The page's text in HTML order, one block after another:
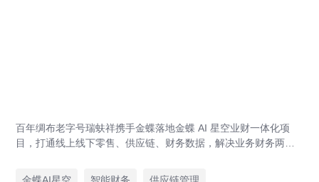
百年绸布老字号瑞蚨祥携手金蝶落地金蝶 AI 星空业财一体化项
目，打通线上线下零售、供应链、财务数据，解决业务财务两张
金蝶AI星空
智能财务 供应链管理